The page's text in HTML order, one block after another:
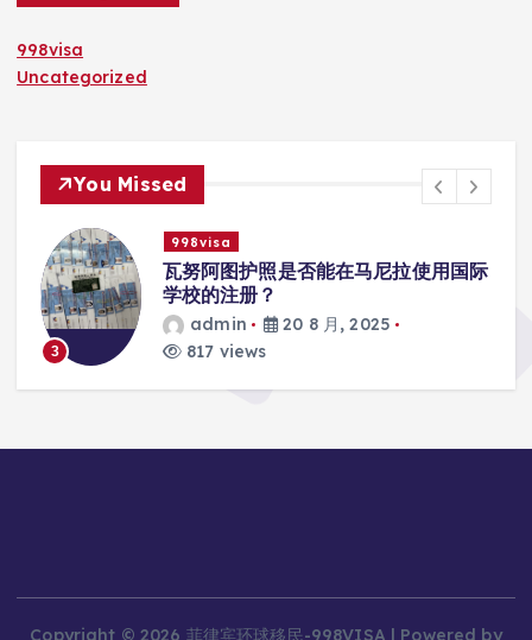
998visa
Uncategorized
You Missed
3
998visa
瓦努阿图护照是否能在马尼拉使用国际
学校的注册？
admin
20 8 月, 2025
817 views
Copyright © 2026 菲律宾环球移民-998VISA | Powered by